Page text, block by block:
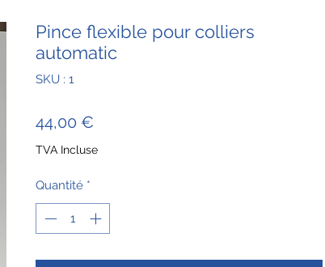
Pince flexible pour colliers
automatic
SKU : 1
44,00 €
TVA Incluse
Quantité *